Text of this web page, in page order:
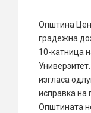
Општина
градежна
10-катница
изгласа
исправка на
Општината